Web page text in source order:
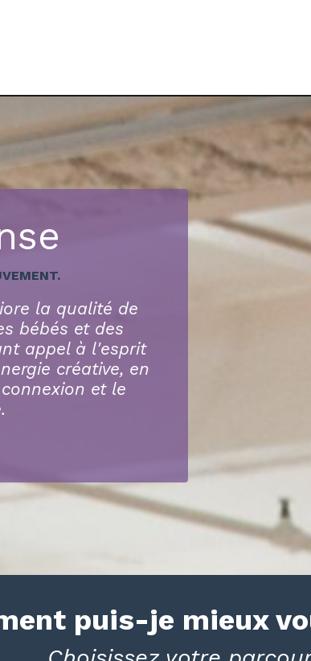
la qualité de
bébés et des
appel à l'esprit
créative, en
et le
puis-je mieux